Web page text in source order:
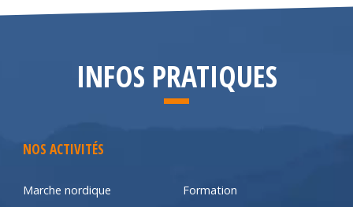
INFOS PRATIQUES
NOS ACTIVITÉS
Marche nordique Formation